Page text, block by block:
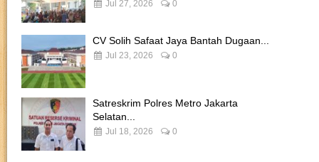
Jul 27, 2026 0
CV Solih Safaat Jaya Bantah Dugaan...
Jul 23, 2026 0
Satreskrim Polres Metro Jakarta
Selatan...
Jul 18, 2026 0